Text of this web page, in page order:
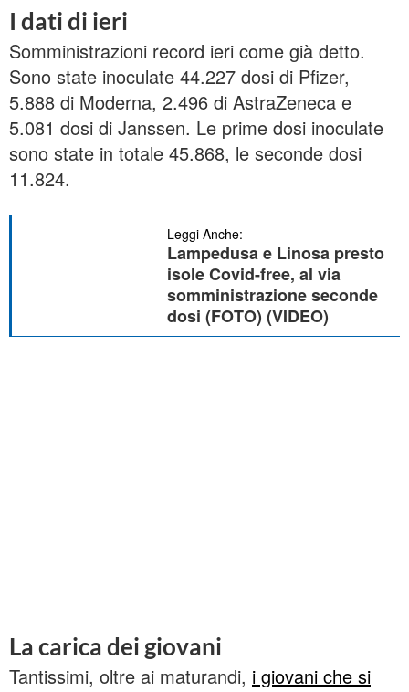
I dati di ieri
Somministrazioni record ieri come già detto.
Sono state inoculate 44.227 dosi di Pfizer,
5.888 di Moderna, 2.496 di AstraZeneca e
5.081 dosi di Janssen. Le prime dosi inoculate
sono state in totale 45.868, le seconde dosi
11.824.
Leggi Anche:
Lampedusa e Linosa presto
isole Covid-free, al via
somministrazione seconde
dosi (FOTO) (VIDEO)
La carica dei giovani
Tantissimi, oltre ai maturandi, i giovani che si